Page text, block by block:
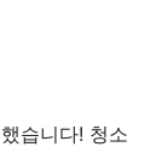
습니다! 청소